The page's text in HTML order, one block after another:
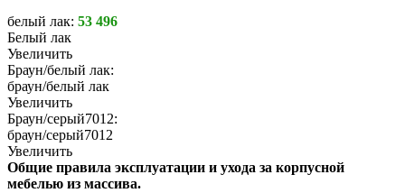
белый лак: 53 496
Белый лак
Увеличить
Браун/белый лак:
браун/белый лак
Увеличить
Браун/серый7012:
браун/серый7012
Увеличить
Общие правила эксплуатации и ухода за корпусной
мебелью из массива.